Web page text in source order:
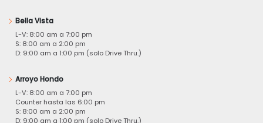
Bella Vista
L-V: 8:00 am a 7:00 pm
S: 8:00 am a 2:00 pm
D: 9:00 am a 1:00 pm (solo Drive Thru.)
Arroyo Hondo
L-V: 8:00 am a 7:00 pm
Counter hasta las 6:00 pm
S: 8:00 am a 2:00 pm
D: 9:00 am a 1:00 pm (solo Drive Thru.)